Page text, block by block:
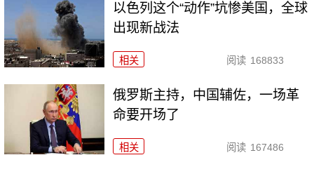
以色列这个“动作”坑惨美国，全球
出现新战法
相关 阅读 168833
俄罗斯主持，中国辅佐，一场革
命要开场了
相关 阅读 167486